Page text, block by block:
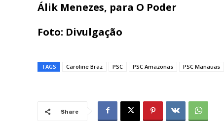
Álik Menezes, para O Poder
Foto: Divulgação
TAGS Caroline Braz PSC PSC Amazonas PSC Manauas
Share